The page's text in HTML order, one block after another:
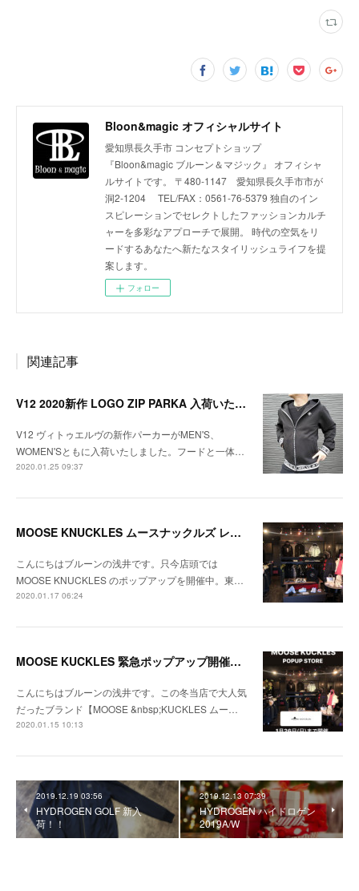
Bloon&magic オフィシャルサイト
愛知県長久手市 コンセプトショップ
『Bloon&magic ブルーン＆マジック』 オフィシャ
ルサイトです。 〒480-1147 愛知県長久手市市が
洞2-1204 TEL/FAX：0561-76-5379 独自のイン
スピレーションでセレクトしたファッションカルチ
ャーを多彩なアプローチで展開。 時代の空気をリ
ードするあなたへ新たなスタイリッシュライフを提
案します。
フォロー
関連記事
V12 2020新作 LOGO ZIP PARKA 入荷いたしました！
V12 ヴィトゥエルヴの新作パーカーがMEN'S、
WOMEN'Sともに入荷いたしました。フードと一体…
2020.01.25 09:37
MOOSE KNUCKLES ムースナックルズ レディースモデルのご紹介
こんにちはブルーンの浅井です。只今店頭では
MOOSE KNUCKLES のポップアップを開催中。東…
2020.01.17 06:24
MOOSE KUCKLES 緊急ポップアップ開催のお知らせ
こんにちはブルーンの浅井です。この冬当店で大人気
だったブランド【MOOSE &nbsp;KUCKLES ムー…
2020.01.15 10:13
2019.12.19 03:56
HYDROGEN GOLF 新入
荷！！
2019.12.13 07:39
HYDROGEN ハイドロゲン
2019A/W